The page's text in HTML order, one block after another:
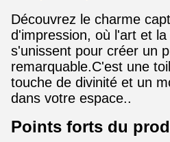
Découvrez le charme
d'impression, où l'art et
s'unissent pour créer un
remarquable.C'est une
touche de divinité et un
dans votre espace..
Points forts du